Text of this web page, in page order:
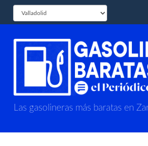
Las gasolineras más baratas en